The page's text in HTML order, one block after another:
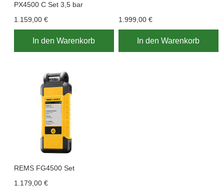
PX4500 C Set 3,5 bar
1.159,00 €
In den Warenkorb
1.999,00 €
In den Warenkorb
REMS FG4500 Set
1.179,00 €